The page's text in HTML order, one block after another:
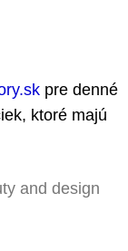
pre denné
ktoré majú
and design